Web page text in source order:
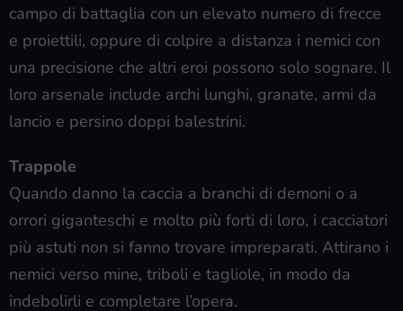
campo di battaglia con un elevato numero di frecce
e proiettili, oppure di colpire a distanza i nemici con
una precisione che altri eroi possono solo sognare. Il
loro arsenale include archi lunghi, granate, armi da
lancio e persino doppi balestrini.
Trappole
Quando danno la caccia a branchi di demoni o a
orrori giganteschi e molto più forti di loro, i cacciatori
più astuti non si fanno trovare impreparati. Attirano i
nemici verso mine, triboli e tagliole, in modo da
indebolirli e completare l’opera.